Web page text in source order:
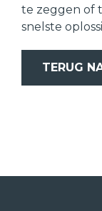
te zeggen of
snelste
TERUG